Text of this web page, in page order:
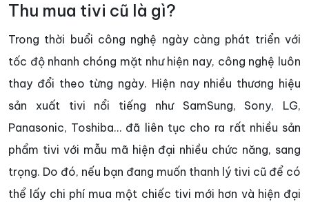
Thu mua tivi cũ là gì?
Trong thời buổi công nghệ ngày càng phát triển với
tốc độ nhanh chóng mặt như hiện nay, công nghệ luôn
thay đổi theo từng ngày. Hiện nay nhiều thương hiệu
sản xuất tivi nổi tiếng như SamSung, Sony, LG,
Panasonic, Toshiba… đã liên tục cho ra rất nhiều sản
phẩm tivi với mẫu mã hiện đại nhiều chức năng, sang
trọng. Do đó, nếu bạn đang muốn thanh lý tivi cũ để có
thể lấy chi phí mua một chiếc tivi mới hơn và hiện đại